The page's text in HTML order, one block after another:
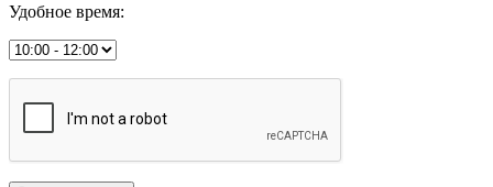
Удобное время: